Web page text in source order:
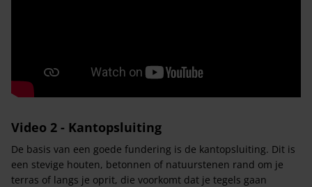
Video 2 - Kantopsluiting
De basis van een goede fundering is de kantopsluiting. Dit is
een stevige houten, betonnen of natuurstenen rand om je
terras of langs je oprit, die voorkomt dat je tegels gaan